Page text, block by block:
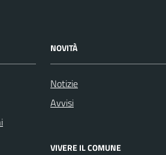
NOVITÀ
Notizie
Avvisi
VIVERE IL COMUNE